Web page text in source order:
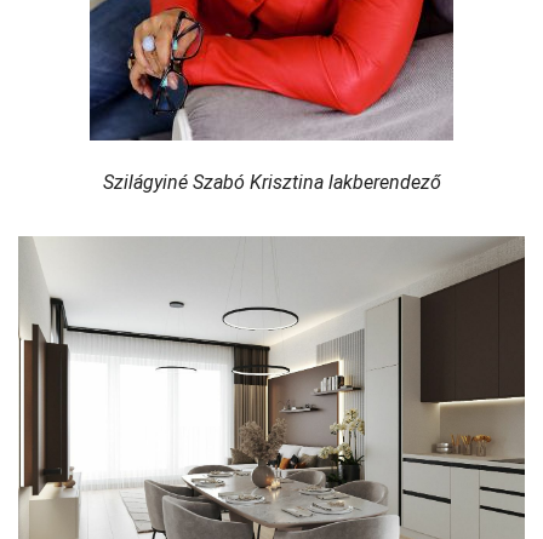
Szilágyiné Szabó Krisztina lakberendező